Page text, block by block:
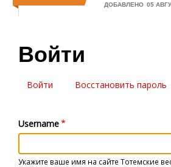
ДОБАВЛЕНО 05
Войти
вкладки
Войти (активнаяВосстановить пароль
Username
Укажите ваше имя на сайте Тотемские